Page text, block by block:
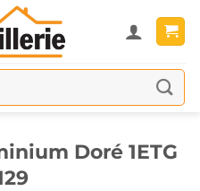
Doré 1ETG